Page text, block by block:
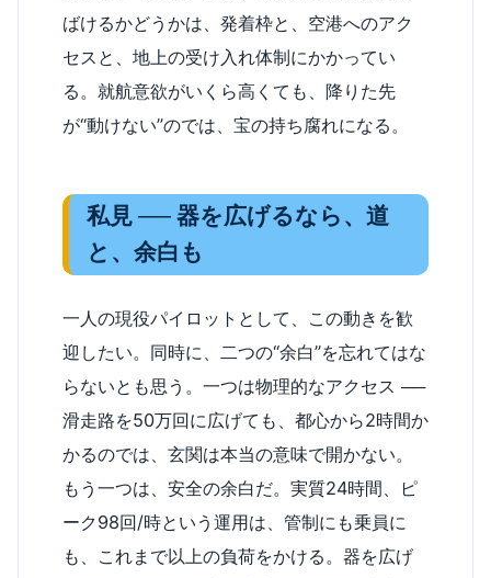
ばけるかどうかは、発着枠と、空港へのアク
セスと、地上の受け入れ体制にかかってい
る。就航意欲がいくら高くても、降りた先
が“動けない”のでは、宝の持ち腐れになる。
私見 ── 器を広げるなら、道
と、余白も
一人の現役パイロットとして、この動きを歓
迎したい。同時に、二つの“余白”を忘れてはな
らないとも思う。一つは物理的なアクセス ──
滑走路を50万回に広げても、都心から2時間か
かるのでは、玄関は本当の意味で開かない。
もう一つは、安全の余白だ。実質24時間、ピ
ーク98回/時という運用は、管制にも乗員に
も、これまで以上の負荷をかける。器を広げ